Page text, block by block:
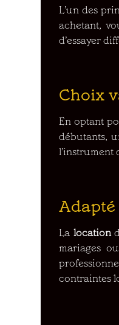
L’un des
achetant,
d’essayer
Choix
En optant
débutants,
l’instrument
Adapté
La location
mariages
contraintes